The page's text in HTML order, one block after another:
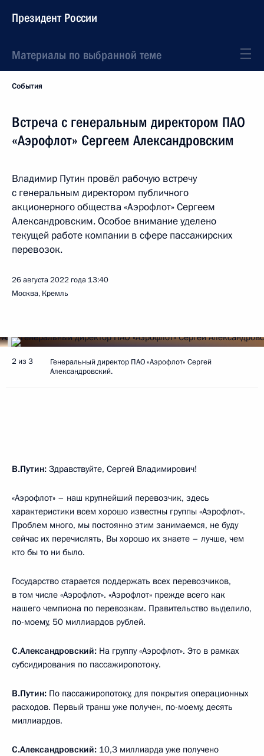
Президент России
Материалы по выбранной теме
События
Встреча с генеральным директором ПАО
«Аэрофлот» Сергеем Александровским
Владимир Путин провёл рабочую встречу
с генеральным директором публичного
акционерного общества «Аэрофлот» Сергеем
Александровским. Особое внимание уделено
текущей работе компании в сфере пассажирских
перевозок.
26 августа 2022 года 13:40
Москва, Кремль
2 из 3
Генеральный директор ПАО «Аэрофлот» Сергей
Александровский.
В.Путин: Здравствуйте, Сергей Владимирович!
«Аэрофлот» – наш крупнейший перевозчик, здесь
характеристики всем хорошо известны группы «Аэрофлот».
Проблем много, мы постоянно этим занимаемся, не буду
сейчас их перечислять, Вы хорошо их знаете – лучше, чем
кто бы то ни было.
Государство старается поддержать всех перевозчиков,
в том числе «Аэрофлот». «Аэрофлот» прежде всего как
нашего чемпиона по перевозкам. Правительство выделило,
по-моему, 50 миллиардов рублей.
С.Александровский: На группу «Аэрофлот». Это в рамках
субсидирования по пассажиропотоку.
В.Путин: По пассажиропотоку, для покрытия операционных
расходов. Первый транш уже получен, по-моему, десять
миллиардов.
С.Александровский: 10,3 миллиарда уже получено